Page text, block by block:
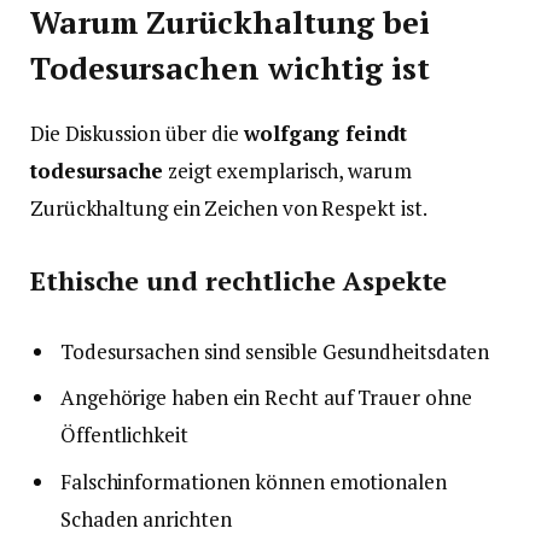
Warum Zurückhaltung bei
Todesursachen wichtig ist
Die Diskussion über diewolfgang feindt
todesursache zeigt exemplarisch, warum
Zurückhaltung ein Zeichen von Respekt ist.
Ethische und rechtliche Aspekte
Todesursachen sind sensible Gesundheitsdaten
Angehörige haben ein Recht auf Trauer ohne
Öffentlichkeit
Falschinformationen können emotionalen
Schaden anrichten